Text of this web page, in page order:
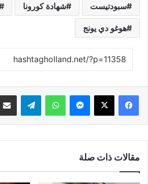
سبودتيست شهادة كورونا
هوغو دي يونج
فيسبوك ‫X ماسنجر واتساب تيلقرام
مقالات ذات صلة